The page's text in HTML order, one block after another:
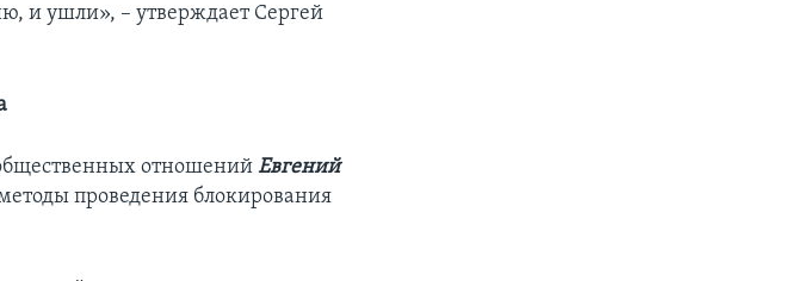
и ушли», – утверждает Сергей
отношений Евгений
проведения блокирования